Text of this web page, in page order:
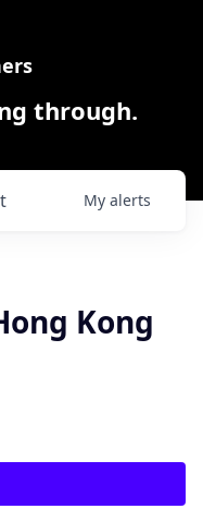
through.
My alerts
Kong